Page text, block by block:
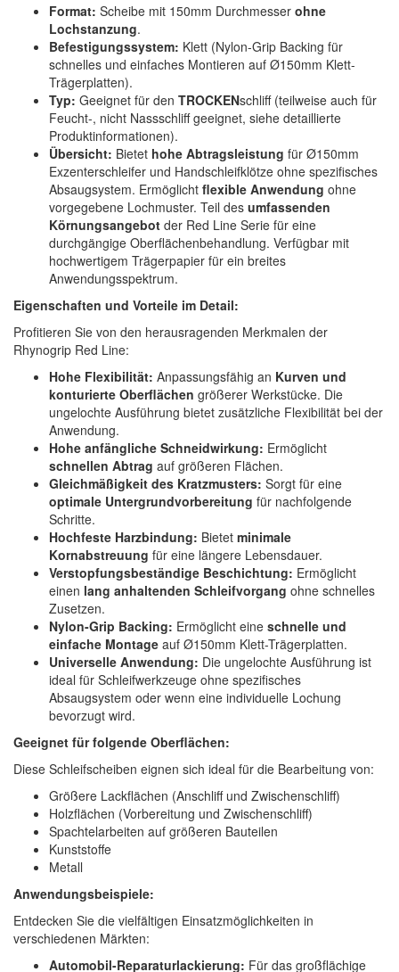
Format: Scheibe mit 150mm Durchmesser ohne
Lochstanzung.
Befestigungssystem: Klett (Nylon-Grip Backing für
schnelles und einfaches Montieren auf Ø150mm Klett-
Trägerplatten).
Typ: Geeignet für den TROCKENschliff (teilweise auch für
Feucht-, nicht Nassschliff geeignet, siehe detaillierte
Produktinformationen).
Übersicht: Bietet hohe Abtragsleistung für Ø150mm
Exzenterschleifer und Handschleifklötze ohne spezifisches
Absaugsystem. Ermöglicht flexible Anwendung ohne
vorgegebene Lochmuster. Teil des umfassenden
Körnungsangebot der Red Line Serie für eine
durchgängige Oberflächenbehandlung. Verfügbar mit
hochwertigem Trägerpapier für ein breites
Anwendungsspektrum.
Eigenschaften und Vorteile im Detail:
Profitieren Sie von den herausragenden Merkmalen der
Rhynogrip Red Line:
Hohe Flexibilität: Anpassungsfähig an Kurven und
konturierte Oberflächen größerer Werkstücke. Die
ungelochte Ausführung bietet zusätzliche Flexibilität bei der
Anwendung.
Hohe anfängliche Schneidwirkung: Ermöglicht
schnellen Abtrag auf größeren Flächen.
Gleichmäßigkeit des Kratzmusters: Sorgt für eine
optimale Untergrundvorbereitung für nachfolgende
Schritte.
Hochfeste Harzbindung: Bietet minimale
Kornabstreuung für eine längere Lebensdauer.
Verstopfungsbeständige Beschichtung: Ermöglicht
einen lang anhaltenden Schleifvorgang ohne schnelles
Zusetzen.
Nylon-Grip Backing: Ermöglicht eine schnelle und
einfache Montage auf Ø150mm Klett-Trägerplatten.
Universelle Anwendung: Die ungelochte Ausführung ist
ideal für Schleifwerkzeuge ohne spezifisches
Absaugsystem oder wenn eine individuelle Lochung
bevorzugt wird.
Geeignet für folgende Oberflächen:
Diese Schleifscheiben eignen sich ideal für die Bearbeitung von:
Größere Lackflächen (Anschliff und Zwischenschliff)
Holzflächen (Vorbereitung und Zwischenschliff)
Spachtelarbeiten auf größeren Bauteilen
Kunststoffe
Metall
Anwendungsbeispiele:
Entdecken Sie die vielfältigen Einsatzmöglichkeiten in
verschiedenen Märkten:
Automobil-Reparaturlackierung: Für das großflächige